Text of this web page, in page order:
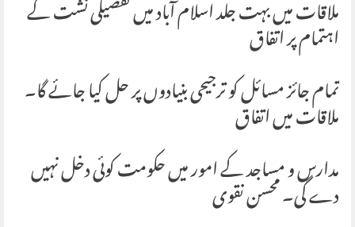
ملاقات میں بہت جلد اسلام آباد میں تفصیلی نشت کے
اہتمام پر اتفاق
تمام جائز مسائل کو ترجیحی بنیادوں پر حل کیا جائے گا۔
ملاقات میں اتفاق
مدارس و مساجد کے امور میں حکومت کوئی دخل نہیں
دے گی۔ محسن نقوی